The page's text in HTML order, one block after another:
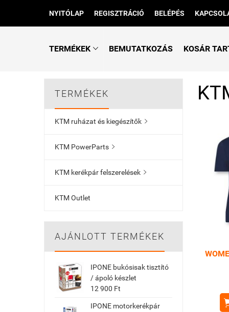
NYITÓLAP REGISZTRÁCIÓ BELÉPÉS
TERMÉKEK  BEMUTATKOZÁS KOSÁR
TERMÉKEK
KTM ruházat és kiegészítők 
KTM PowerParts 
KTM kerékpár felszerelések 
KTM Outlet
AJÁNLOTT TERMÉKEK
IPONE bukósisak tisztító
/ ápoló készlet
12 900 Ft
IPONE motorkerékpár